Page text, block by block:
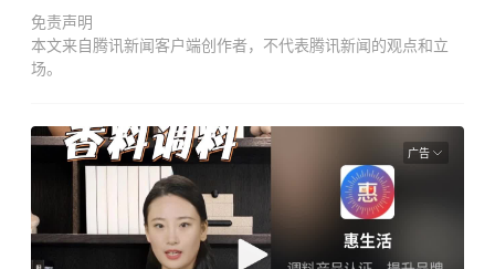
免责声明
本文来自腾讯新闻客户端创作者，不代表腾讯新闻的观点和立
场。
广告